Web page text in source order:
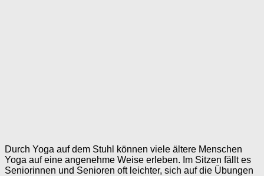
Durch Yoga auf dem Stuhl können viele ältere Menschen
Yoga auf eine angenehme Weise erleben. Im Sitzen fällt es
Seniorinnen und Senioren oft leichter, sich auf die Übungen